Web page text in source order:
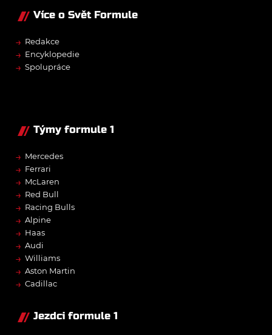
Více o Svět Formule
→ Redakce
→ Encyklopedie
→ Spolupráce
Týmy formule 1
→ Mercedes
→ Ferrari
→ McLaren
→ Red Bull
→ Racing Bulls
→ Alpine
→ Haas
→ Audi
→ Williams
→ Aston Martin
→ Cadillac
Jezdci formule 1